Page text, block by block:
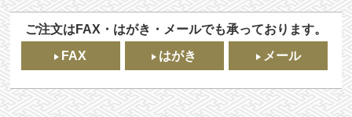
ご注文はFAX・はがき・メールでも承っております。
FAX
はがき メール